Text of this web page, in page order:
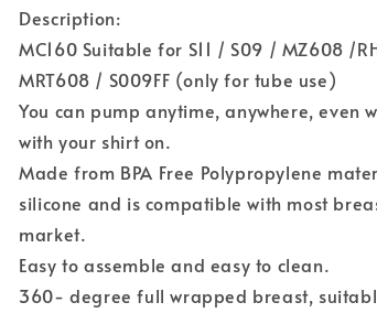
Description:
MC160 Suitable for S11 / S09 / MZ608 /
MRT608 / S009FF (only for tube use)
You can pump anytime, anywhere, even
with your shirt on.
Made from BPA Free Polypropylene
silicone and is compatible with most
market.
Easy to assemble and easy to clean.
360- degree full wrapped breast,